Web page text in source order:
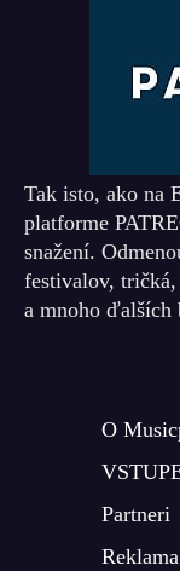
Tak isto, ako na
platforme
snažení.
festivalov,
a mnoho ďalších
O
Partneri
Reklama